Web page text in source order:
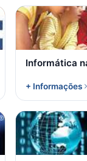
Informática
+ Informações